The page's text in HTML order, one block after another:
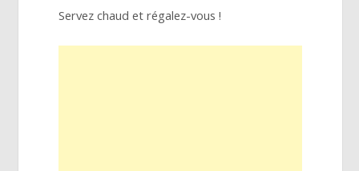
Servez chaud et régalez-vous !